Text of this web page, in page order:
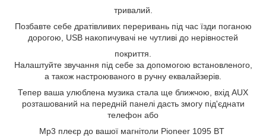
тривалий.
Позбавте себе дратівливих переривань під час їзди поганою
дорогою, USB накопичувачі не чутливі до нерівностей
покриття.
Налаштуйте звучання під себе за допомогою встановленого,
а також настроюваного в ручну еквалайзерів.
Тепер ваша улюблена музика стала ще ближчою, вхід AUX
розташований на передній панелі дасть змогу під'єднати
телефон або
Mp3 плеєр до вашої магнітоли Pioneer 1095 BT